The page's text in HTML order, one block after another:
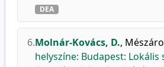
DEA
6.Molnár-Kovács, D.,
helyszíne: Budapest: Lokális